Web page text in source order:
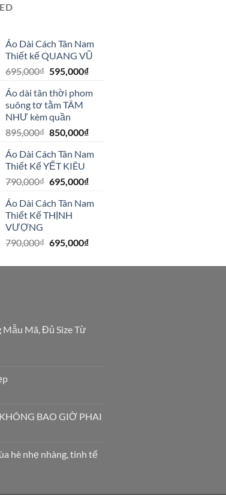
Áo Dài Cách Tân Nam
Thiết kế QUANG VŨ
695,000₫ Giá
là:
695,000₫.
595,000₫Giá
tại
Áo dài tân thời phom
suông tơ tằm TÂM
NHƯ kèm quần
895,000₫ Giá
là:
895,000₫.
850,000₫Giá
tại
850,000₫.
Áo Dài Cách Tân Nam
Thiết Kế YẾT KIÊU
790,000₫ Giá
là:
790,000₫.
695,000₫Giá
tại
Áo Dài Cách Tân Nam
Thiết Kế THỊNH
VƯỢNG
790,000₫ Giá
là:
695,000₫Giá
tại
Mẫu Mã, Đủ Size Từ
BAO GIỜ PHAI
hè nhẹ nhàng, tinh tế